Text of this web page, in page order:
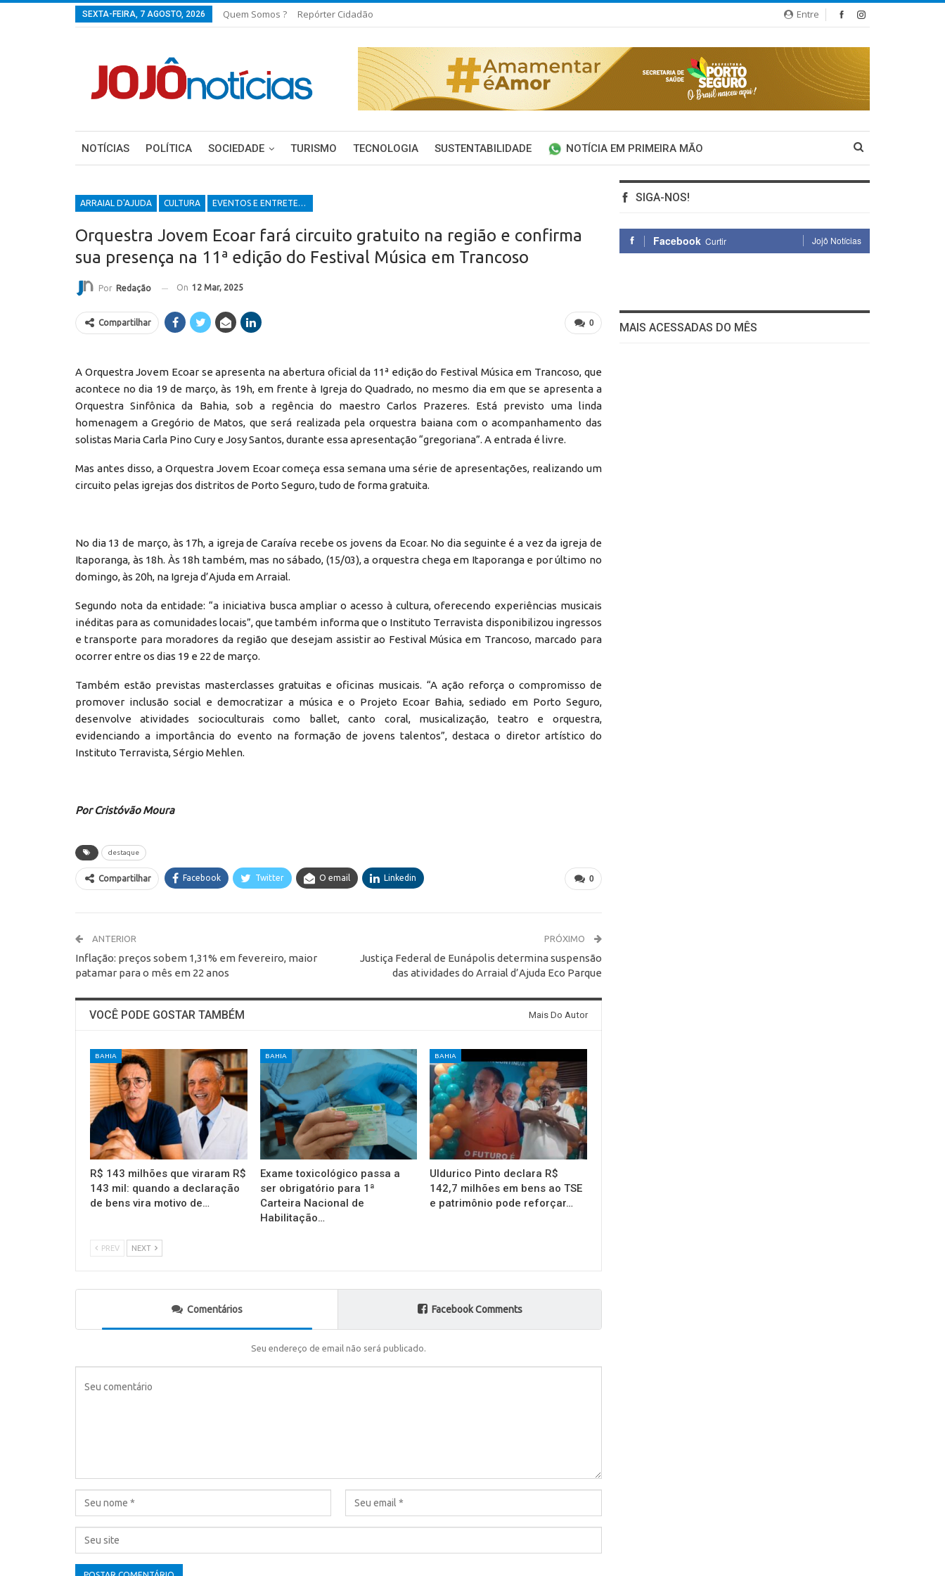
Entre
SEXTA-FEIRA, 7 AGOSTO, 2026 Quem Somos ? Repórter Cidadão
NOTÍCIAS POLÍTICA SOCIEDADE TURISMO TECNOLOGIA SUSTENTABILIDADE NOTÍCIA EM PRIMEIRA MÃO
ARRAIAL D'AJUDA CULTURA EVENTOS E ENTRETENIMENTOS
Orquestra Jovem Ecoar fará circuito gratuito na região e confirma
sua presença na 11ª edição do Festival Música em Trancoso
Por Redação On 12 Mar, 2025
0
Compartilhar
A Orquestra Jovem Ecoar se apresenta na abertura oficial da 11ª edição do Festival Música em Trancoso, que
acontece no dia 19 de março, às 19h, em frente à Igreja do Quadrado, no mesmo dia em que se apresenta a
Orquestra Sinfônica da Bahia, sob a regência do maestro Carlos Prazeres. Está previsto uma linda
homenagem a Gregório de Matos, que será realizada pela orquestra baiana com o acompanhamento das
solistas Maria Carla Pino Cury e Josy Santos, durante essa apresentação “gregoriana”. A entrada é livre.
Mas antes disso, a Orquestra Jovem Ecoar começa essa semana uma série de apresentações, realizando um
circuito pelas igrejas dos distritos de Porto Seguro, tudo de forma gratuita.
No dia 13 de março, às 17h, a igreja de Caraíva recebe os jovens da Ecoar. No dia seguinte é a vez da igreja de
Itaporanga, às 18h. Às 18h também, mas no sábado, (15/03), a orquestra chega em Itaporanga e por último no
domingo, às 20h, na Igreja d’Ajuda em Arraial.
Segundo nota da entidade: “a iniciativa busca ampliar o acesso à cultura, oferecendo experiências musicais
inéditas para as comunidades locais”, que também informa que o Instituto Terravista disponibilizou ingressos
e transporte para moradores da região que desejam assistir ao Festival Música em Trancoso, marcado para
ocorrer entre os dias 19 e 22 de março.
Também estão previstas masterclasses gratuitas e oficinas musicais. “A ação reforça o compromisso de
promover inclusão social e democratizar a música e o Projeto Ecoar Bahia, sediado em Porto Seguro,
desenvolve atividades socioculturais como ballet, canto coral, musicalização, teatro e orquestra,
evidenciando a importância do evento na formação de jovens talentos”, destaca o diretor artístico do
Instituto Terravista, Sérgio Mehlen.
Por Cristóvão Moura
destaque
0
Compartilhar Facebook Twitter O email Linkedin
ANTERIOR
Inflação: preços sobem 1,31% em fevereiro, maior
patamar para o mês em 22 anos
PRÓXIMO
Justiça Federal de Eunápolis determina suspensão
das atividades do Arraial d’Ajuda Eco Parque
VOCÊ PODE GOSTAR TAMBÉM Mais Do Autor
BAHIA
R$ 143 milhões que viraram R$
143 mil: quando a declaração
de bens vira motivo de…
BAHIA
Exame toxicológico passa a
ser obrigatório para 1ª
Carteira Nacional de
Habilitação…
BAHIA
Uldurico Pinto declara R$
142,7 milhões em bens ao TSE
e patrimônio pode reforçar…
PREV NEXT
Comentários Facebook Comments
Seu endereço de email não será publicado.
SIGA-NOS!
Facebook Curtir Jojô Notícias
MAIS ACESSADAS DO MÊS